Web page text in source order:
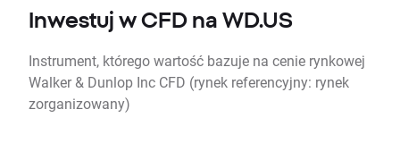
Inwestuj w CFD na WD.US
Instrument, którego wartość bazuje na cenie rynkowej
Walker & Dunlop Inc CFD (rynek referencyjny: rynek
zorganizowany)